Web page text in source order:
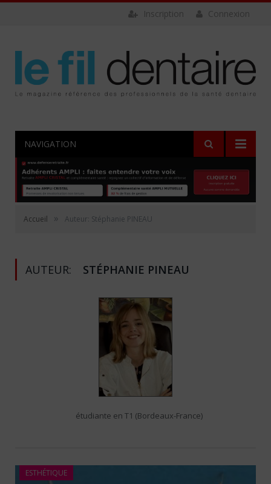
Connexion
Inscription
NAVIGATION
Accueil » Auteur: Stéphanie PINEAU
AUTEUR: STÉPHANIE PINEAU
étudiante en T1 (Bordeaux-France)
ESTHÉTIQUE